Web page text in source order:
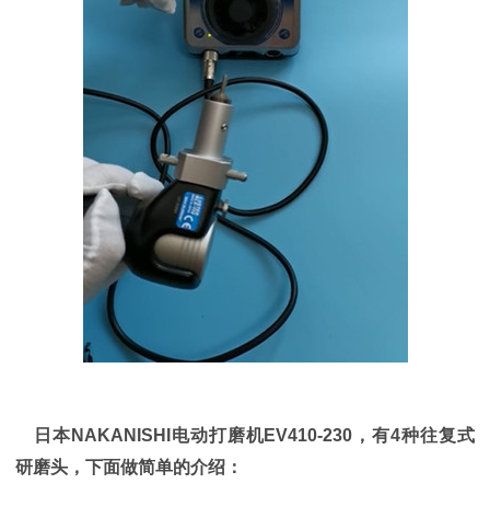
日本NAKANISHI电动打磨机EV410-230，有4种往复式
研磨头，下面做简单的介绍：